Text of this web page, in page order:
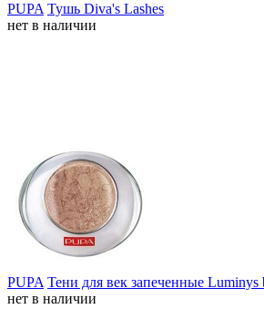
PUPA Тушь Diva's Lashes
нет в наличии
PUPA Тени для век запеченные
нет в наличии